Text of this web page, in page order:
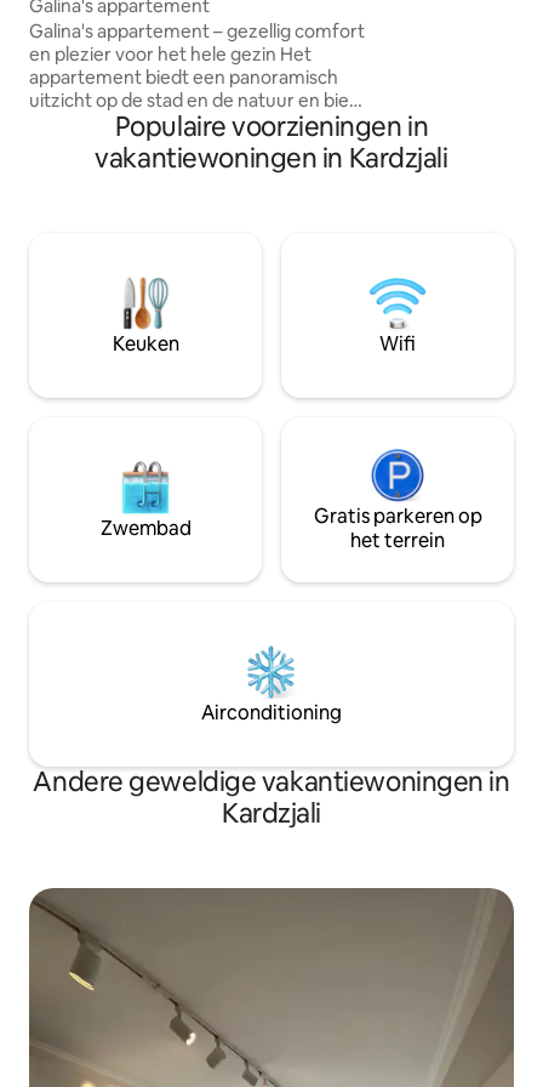
Galina's appartement
Galina's appartement – gezellig comfort
en plezier voor het hele gezin Het
appartement biedt een panoramisch
uitzicht op de stad en de natuur en biedt
alle voorzieningen die een gezin nodig
heeft. Speelgoed en entertainment
voor kleintjes PlayStation voor de
koffiezetapparaat, waterkoker Smart-tv
WiFi Gratis parkeren voor het gebouw.
Gemakkelijke toegang tot restaurants,
winkels en apotheken
experience"
Populaire voorzieningen in
vakantiewoningen in Kardzjali
Keuken Wifi
Zwembad
Gratis parkeren op
het terrein
Airconditioning
Andere geweldige vakantiewoningen in
Kardzjali